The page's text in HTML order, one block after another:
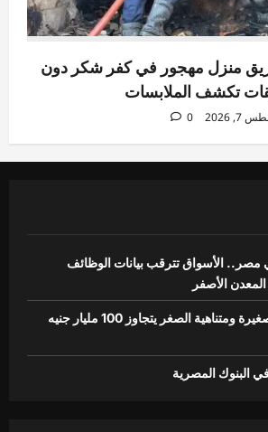
منزل مهجور في كفر شكر دون
تكشف الملابسات
2026
0
مصر.. الأسواق تترقب بيانات الوظائف
الأصفر
تمويل المشروعات الصغيرة ومتناهية الصغر يتجاوز 100 مليار جنيه
البنوك المصرية